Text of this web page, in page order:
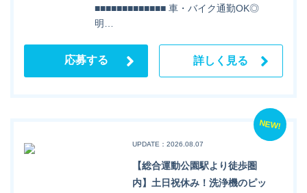
■■■■■■■■■■■■■ 車・バイク通勤OK◎
明…
応募する 詳しく見る
NEW!
UPDATE：2026.08.07
【総合運動公園駅より徒歩圏
内】土日祝休み！洗浄機のピッ